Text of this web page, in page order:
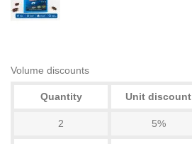
Volume discounts
Quantity Unit discount
2 5%